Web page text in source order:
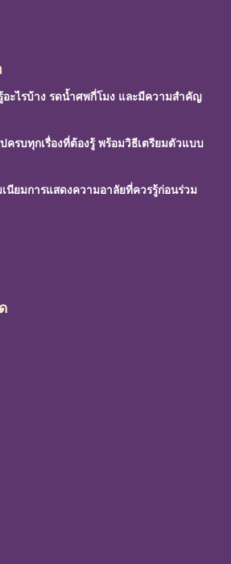
อะไรบ้าง รดน้ำศพกี่โมง และมีความสำคัญ
ครบทุกเรื่องที่ต้องรู้ พร้อมวิธีเตรียมตัวแบบ
นียมการแสดงความอาลัยที่ควรรู้ก่อนร่วม